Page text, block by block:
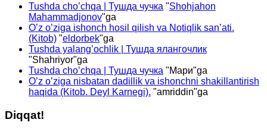
Tushda cho’chqa | Тушда чучка "Shohjahon
Mahammadjonov"ga
O’z o’ziga ishonch hosil qilish va Notiqlik san’ati.
(Kitob) "eldorbek"ga
Tushda yalang’ochlik | Тушда ялангочлик
"Shahriyor"ga
Tushda cho’chqa | Тушда чучка "Мари"ga
O’z o’ziga nisbatan dadillik va ishonchni shakillantirish
haqida (Kitob. Deyl Karnegi). "amriddin"ga
Diqqat!